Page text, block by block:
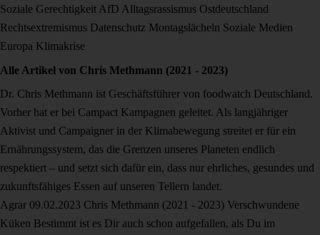
Soziale Gerechtigkeit AfD Alltagsrassismus Ostdeutschland
Rechtsextremismus Datenschutz Montagslächeln Soziale Medien
Europa Klimakrise
Alle Artikel von Chris Methmann (2021 - 2023)
Dr. Chris Methmann ist Geschäftsführer von foodwatch Deutschland.
Vorher hat er bei Campact Kampagnen geleitet. Als langjähriger
Aktivist und Campaigner in der Klimabewegung streitet er für ein
Ernährungssystem, das die Grenzen unseres Planeten endlich
respektiert – und setzt sich dafür ein, dass nur ehrliches, gesundes und
zukunftsfähiges Essen auf unseren Tellern landet.
Agrar 09.02.2023 Chris Methmann (2021 - 2023) Verschwundene
Küken Bestimmt ist es Dir auch schon aufgefallen, als Du im